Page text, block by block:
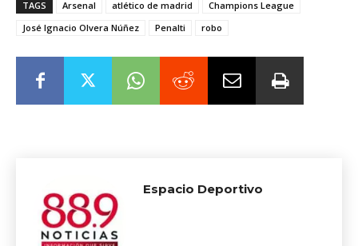
TAGS Arsenal atlético de madrid
Champions League
José Ignacio Olvera Núñez
Penalti robo
Espacio Deportivo